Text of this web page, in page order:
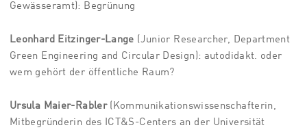
Gewässeramt): Begrünung
Leonhard Eitzinger-Lange (Junior Researcher, Department
Green Engineering and Circular Design): autodidakt. oder
wem gehört der öffentliche Raum?
Ursula Maier-Rabler(
Kommunikationswissenschafterin,
Mitbegründerin des ICT&S-Centers an der Universität